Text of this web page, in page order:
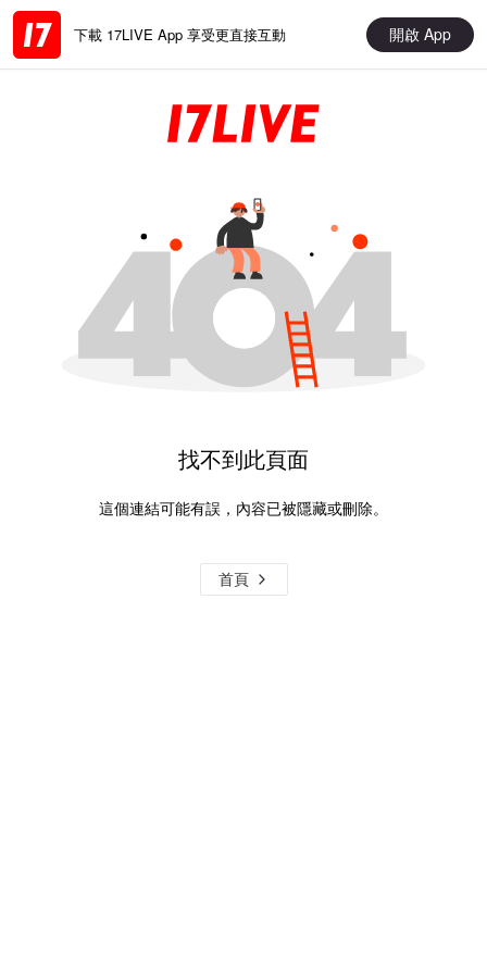
下載 17LIVE App 享受更直接互動 開啟 App
找不到此頁面
這個連結可能有誤，內容已被隱藏或刪除。
首頁